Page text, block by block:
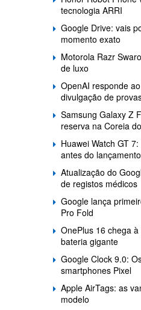
tecnologia ARRI
Google Drive: vais
momento exato
Motorola Razr
de luxo
OpenAI responde
divulgação de
Samsung Galaxy Z
reserva na Coreia
Huawei Watch GT
antes do lançamento
Atualização do
de registos médicos
Google lança
Pro Fold
OnePlus 16 chega
bateria gigante
Google Clock 9.0:
smartphones Pixel
Apple AirTags: as
modelo